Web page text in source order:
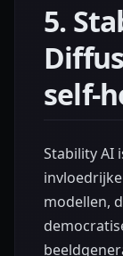
5.
Stability AI
modellen,